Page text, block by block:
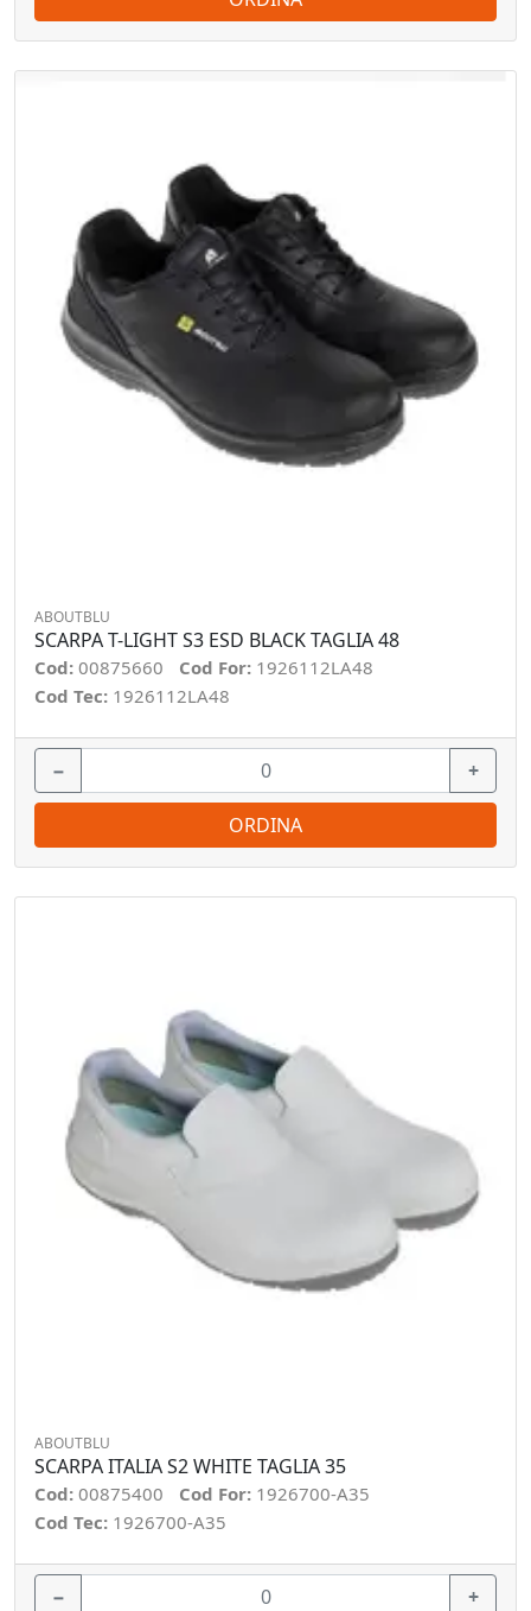
ABOUTBLU
SCARPA T-LIGHT S3 ESD BLACK TAGLIA 48
Cod: 00875660 Cod For: 1926112LA48
Cod Tec: 1926112LA48
− +
ORDINA
ABOUTBLU
SCARPA ITALIA S2 WHITE TAGLIA 35
Cod: 00875400 Cod For: 1926700-A35
Cod Tec: 1926700-A35
− +